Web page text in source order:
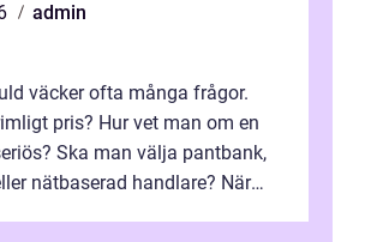
admin
väcker ofta många frågor.
pris? Hur vet man om en
Ska man välja pantbank,
nätbaserad handlare? När